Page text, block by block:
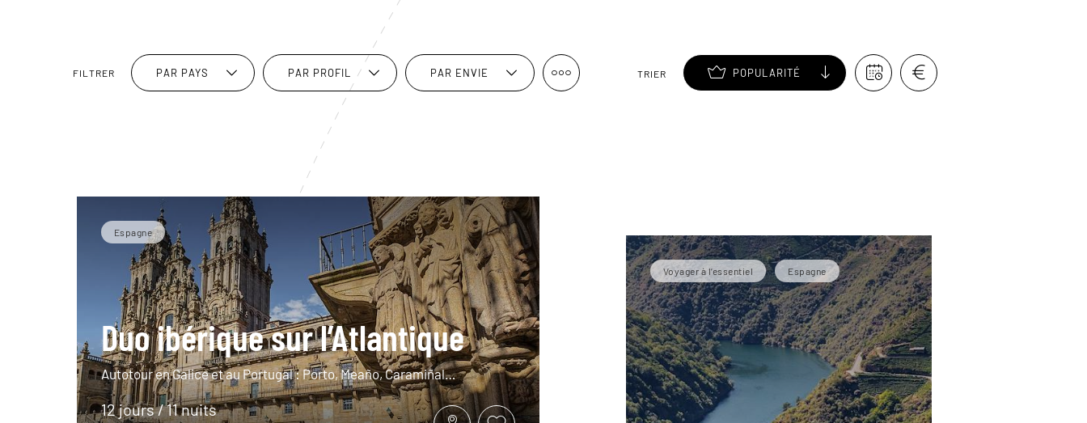
FILTRER PAR PAYS PAR PROFIL PAR ENVIE TRIER POPULARITÉ
Espagne
Duo ibérique sur l’Atlantique
Autotour en Galice et au Portugal : Porto, Meaño, Caramiñal…
12 jours / 11 nuits
Voyager à l’essentiel Espagne